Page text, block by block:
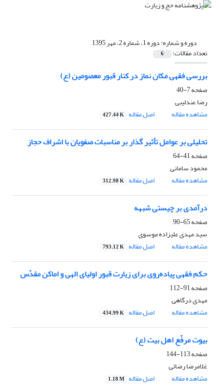
دوره و شماره:دوره 1، شماره 2، مهر 1395
تعداد مقالات: 6
بررسی فقهی مکان نماز در کنار قبور معصومین (ع)
صفحه7-40
رضا عندلیبی
مشاهده مقاله
اصل مقاله 427.44 K
تحلیلی بر عوامل تأثیر گذار بر مناسبات صفویان با اشراف حجاز
صفحه41-64
محمود سامانی
مشاهده مقاله
اصل مقاله 312.98 K
درآمدی بر چیستی شبهه
صفحه65-90
سید مهدی علیزاده موسوی
مشاهده مقاله
اصل مقاله 793.12 K
حکم فقهی پیاده‌روی برای زیارت قبور اولیای الهی و اماکن مقدّس
صفحه91-112
مهدی درگاهی
مشاهده مقاله
اصل مقاله 434.99 K
بیوت مرفّع اهل بیت (ع)
صفحه113-144
غلامرضا رضائی
مشاهده مقاله
اصل مقاله 1.18 M